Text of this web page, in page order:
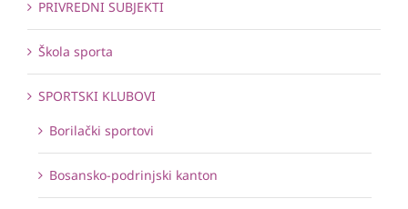
PRIVREDNI SUBJEKTI
Škola sporta
SPORTSKI KLUBOVI
Borilački sportovi
Bosansko-podrinjski kanton